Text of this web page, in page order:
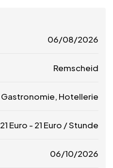
06/08/2026
Remscheid
Gastronomie, Hotellerie
21 Euro - 21 Euro / Stunde
06/10/2026